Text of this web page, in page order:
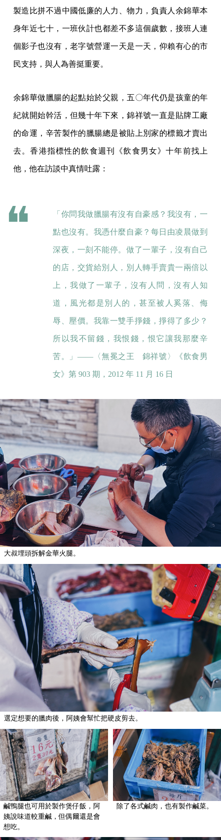
製造比拼不過中國低廉的人力、物力，負責人余錦華本
身年近七十，一班伙計也都差不多這個歲數，接班人連
個影子也沒有，老字號營運一天是一天，仰賴有心的市
民支持，與人為善挺重要。
余錦華做臘腸的起點始於父親，五〇年代仍是孩童的年
紀就開始幹活，但幾十年下來，錦祥號一直是貼牌工廠
的命運，辛苦製作的臘腸總是被貼上別家的標籤才賣出
去。香港指標性的飲食週刊《飲食男女》十年前找上
他，他在訪談中真情吐露：
「你問我做臘腸有沒有自豪感？我沒有，一
點也沒有。我憑什麼自豪？每日由凌晨做到
深夜，一刻不能停。做了一輩子，沒有自己
的店，交貨給別人，別人轉手賣貴一兩倍以
上，我做了一輩子，沒有人問，沒有人知
道，風光都是別人的，甚至被人奚落、侮
辱、壓價。我靠一雙手掙錢，掙得了多少？
所以我不留錢，我恨錢，恨它讓我那麼辛
苦。」——〈無冕之王 錦祥號〉《飲食男
女》第 903 期，2012 年 11 月 16 日
大叔埋頭拆解金華火腿。
選定想要的臘肉後，阿姨會幫忙把硬皮剪去。
鹹鴨腿也可用於製作煲仔飯，阿
姨說味道較重鹹，但偶爾還是會
想吃。
除了各式鹹肉，也有製作鹹菜。